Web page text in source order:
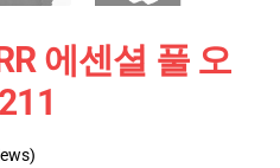
에센셜 풀 오